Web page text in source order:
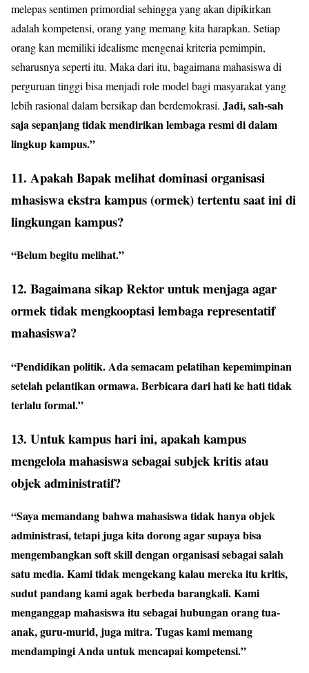
melepas sentimen primordial sehingga yang akan dipikirkan
adalah kompetensi, orang yang memang kita harapkan. Setiap
orang kan memiliki idealisme mengenai kriteria pemimpin,
seharusnya seperti itu. Maka dari itu, bagaimana mahasiswa di
perguruan tinggi bisa menjadi role model bagi masyarakat yang
lebih rasional dalam bersikap dan berdemokrasi. Jadi, sah-sah
saja sepanjang tidak mendirikan lembaga resmi di dalam
lingkup kampus.”
11. Apakah Bapak melihat dominasi organisasi
mhasiswa ekstra kampus (ormek) tertentu saat ini di
lingkungan kampus?
“Belum begitu melihat.”
12. Bagaimana sikap Rektor untuk menjaga agar
ormek tidak mengkooptasi lembaga representatif
mahasiswa?
“Pendidikan politik. Ada semacam pelatihan kepemimpinan
setelah pelantikan ormawa. Berbicara dari hati ke hati tidak
terlalu formal.”
13. Untuk kampus hari ini, apakah kampus
mengelola mahasiswa sebagai subjek kritis atau
objek administratif?
“Saya memandang bahwa mahasiswa tidak hanya objek
administrasi, tetapi juga kita dorong agar supaya bisa
mengembangkan soft skill dengan organisasi sebagai salah
satu media. Kami tidak mengekang kalau mereka itu kritis,
sudut pandang kami agak berbeda barangkali. Kami
menganggap mahasiswa itu sebagai hubungan orang tua-
anak, guru-murid, juga mitra. Tugas kami memang
mendampingi Anda untuk mencapai kompetensi.”